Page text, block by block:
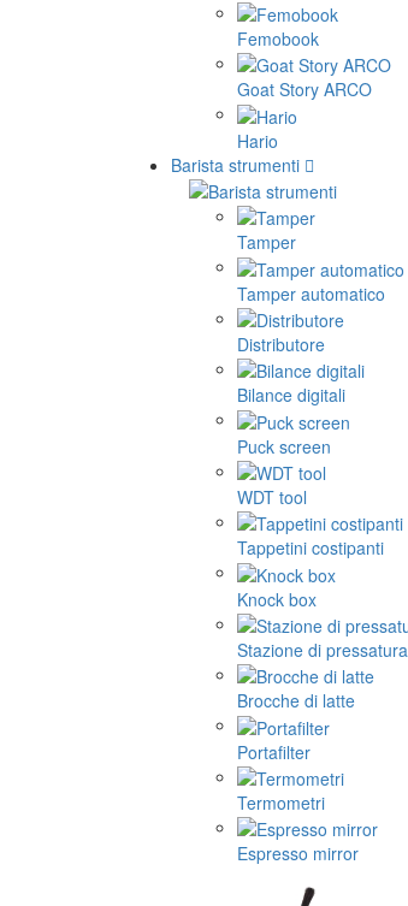
Femobook
Goat Story ARCO
Hario
Barista strumenti
Tamper
Tamper automatico
Distributore
Bilance digitali
Puck screen
WDT tool
Tappetini costipanti
Knock box
Stazione di pressatura
Brocche di latte
Portafilter
Termometri
Espresso mirror